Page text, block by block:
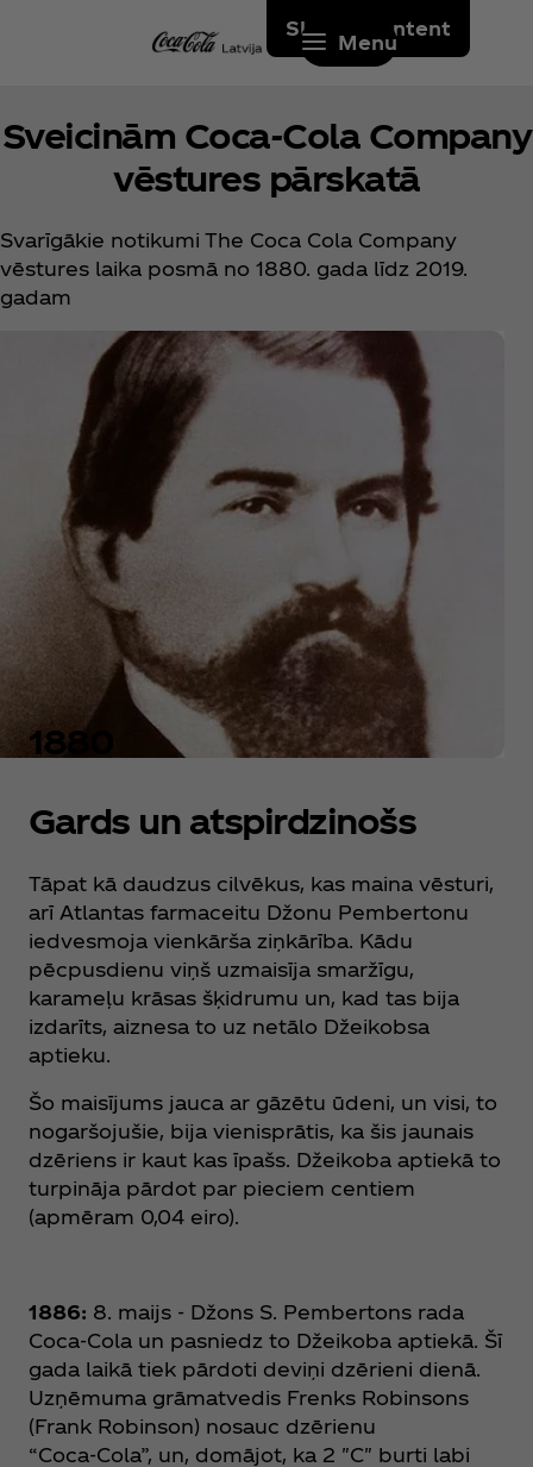
Skip to content
Menu
Sveicinām Coca‑Cola Company
vēstures pārskatā
Svarīgākie notikumi The Coca Cola Company
vēstures laika posmā no 1880. gada līdz 2019.
gadam
1880
Gards un atspirdzinošs
Tāpat kā daudzus cilvēkus, kas maina vēsturi,
arī Atlantas farmaceitu Džonu Pembertonu
iedvesmoja vienkārša ziņkārība. Kādu
pēcpusdienu viņš uzmaisīja smaržīgu,
karameļu krāsas šķidrumu un, kad tas bija
izdarīts, aiznesa to uz netālo Džeikobsa
aptieku.
Šo maisījums jauca ar gāzētu ūdeni, un visi, to
nogaršojušie, bija vienisprātis, ka šis jaunais
dzēriens ir kaut kas īpašs. Džeikoba aptiekā to
turpināja pārdot par pieciem centiem
(apmēram 0,04 eiro).
1886: 8. maijs - Džons S. Pembertons rada
Coca‑Cola un pasniedz to Džeikoba aptiekā. Šī
gada laikā tiek pārdoti deviņi dzērieni dienā.
Uzņēmuma grāmatvedis Frenks Robinsons
(Frank Robinson) nosauc dzērienu
“Coca‑Cola”, un, domājot, ka 2 "C" burti labi